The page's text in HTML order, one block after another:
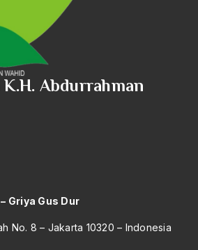
K.H. Abdurrahman
Griya Gus Dur
No. 8 – Jakarta 10320 – Indonesia